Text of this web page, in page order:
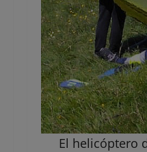
El helicóptero